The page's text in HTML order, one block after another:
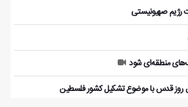
رژیم صهیونیستی
منطقه‌ای شود
روز قدس با موضوع تشکیل کشور فلسطین